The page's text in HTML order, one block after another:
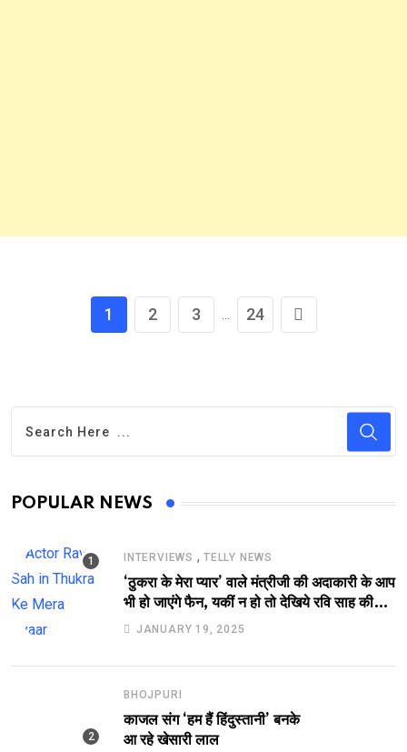
1 2 3 ... 24
POPULAR NEWS
INTERVIEWS , TELLY NEWS
‘ठुकरा के मेरा प्यार’ वाले मंत्रीजी की अदाकारी के आप
भी हो जाएंगे फैन, यकीं न हो तो देखिये रवि साह की
दमदार भूमिका
JANUARY 19, 2025
BHOJPURI
काजल संग ‘हम हैं हिंदुस्तानी’ बनके
आ रहे खेसारी लाल